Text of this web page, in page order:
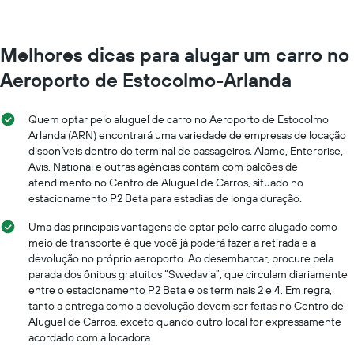
Melhores dicas para alugar um carro no
Aeroporto de Estocolmo-Arlanda
Quem optar pelo aluguel de carro no Aeroporto de Estocolmo
Arlanda (ARN) encontrará uma variedade de empresas de locação
disponíveis dentro do terminal de passageiros. Alamo, Enterprise,
Avis, National e outras agências contam com balcões de
atendimento no Centro de Aluguel de Carros, situado no
estacionamento P2 Beta para estadias de longa duração.
Uma das principais vantagens de optar pelo carro alugado como
meio de transporte é que você já poderá fazer a retirada e a
devolução no próprio aeroporto. Ao desembarcar, procure pela
parada dos ônibus gratuitos “Swedavia”, que circulam diariamente
entre o estacionamento P2 Beta e os terminais 2 e 4. Em regra,
tanto a entrega como a devolução devem ser feitas no Centro de
Aluguel de Carros, exceto quando outro local for expressamente
acordado com a locadora.